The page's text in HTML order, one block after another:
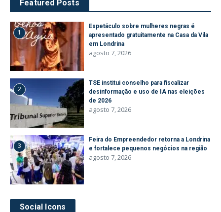
Featured Posts
1
Espetáculo sobre mulheres negras é
apresentado gratuitamente na Casa da Vila
em Londrina
agosto 7, 2026
2
TSE institui conselho para fiscalizar
desinformação e uso de IA nas eleições
de 2026
agosto 7, 2026
3
Feira do Empreendedor retorna a Londrina
e fortalece pequenos negócios na região
agosto 7, 2026
Social Icons